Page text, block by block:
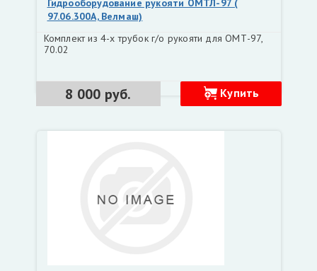
Гидрооборудование рукояти ОМТЛ-97 (
97.06.300А, Велмаш)
Комплект из 4-х трубок г/о рукояти для ОМТ-97,
70.02
8 000 руб. Купить